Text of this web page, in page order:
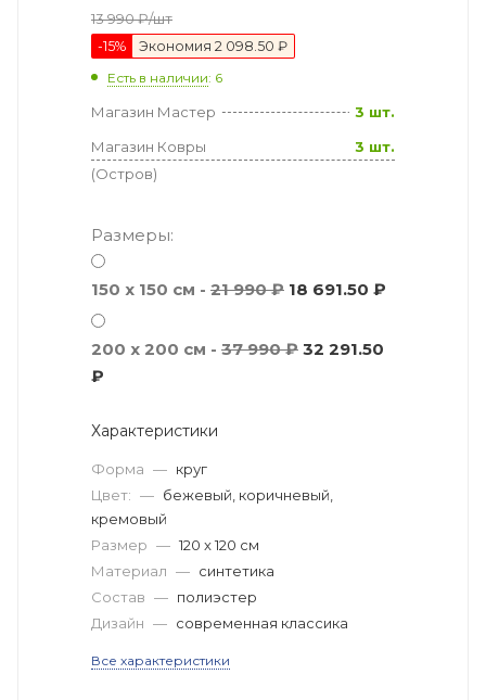
13 990₽/шт
-15% Экономия 2 098.50 ₽
Есть в наличии: 6
Магазин Мастер
3 шт.
Магазин Ковры
(Остров)
3 шт.
Размеры:
150 x 150 см - 21 990 ₽ 18 691.50 ₽
200 x 200 см - 37 990 ₽ 32 291.50
₽
Характеристики
Форма — круг
Цвет: — бежевый, коричневый,
кремовый
Размер — 120 x 120 см
Материал — синтетика
Состав — полиэстер
Дизайн — современная классика
Все характеристики